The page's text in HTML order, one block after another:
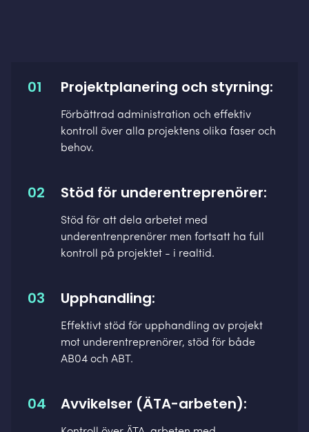
01 Projektplanering och styrning:
Förbättrad administration och effektiv
kontroll över alla projektens olika faser och
behov.
02 Stöd för underentreprenörer:
Stöd för att dela arbetet med
underentrenprenörer men fortsatt ha full
kontroll på projektet - i realtid.
03 Upphandling:
Effektivt stöd för upphandling av projekt
mot underentreprenörer, stöd för både
AB04 och ABT.
04 Avvikelser (ÄTA-arbeten):